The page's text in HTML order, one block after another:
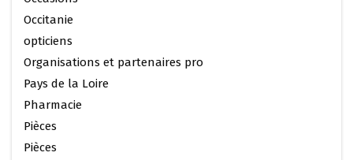
Occitanie
opticiens
Organisations et partenaires pro
Pays de la Loire
Pharmacie
Pièces
Pièces